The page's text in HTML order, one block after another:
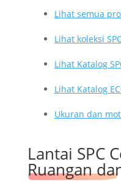
Lihat semua
Lihat koleksi
Lihat Katalog
Lihat Katalog
Ukuran dan
Lantai SPC
Ruangan